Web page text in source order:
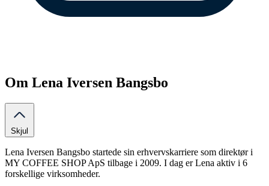
Om Lena Iversen Bangsbo
Skjul
Lena Iversen Bangsbo startede sin erhvervskarriere som direktør i
MY COFFEE SHOP ApS tilbage i 2009. I dag er Lena aktiv i 6
forskellige virksomheder.